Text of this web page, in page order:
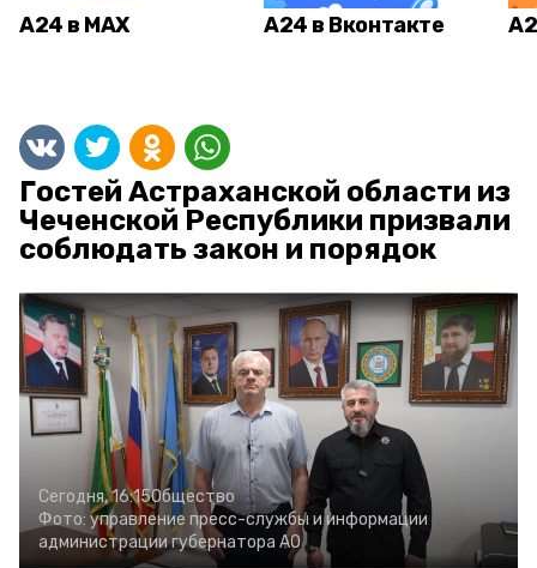
А24 в MAX А24 в Вконтакте
Гостей Астраханской области из
Чеченской Республики призвали
соблюдать закон и порядок
Сегодня, 16:15Общество
Фото: управление пресс-службы и информации
администрации губернатора АО